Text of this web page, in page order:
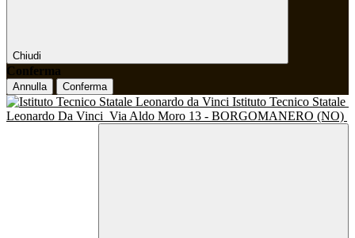
Chiudi
Conferma
Annulla Conferma
Istituto Tecnico Statale
Leonardo Da Vinci Via Aldo Moro 13 - BORGOMANERO (NO)